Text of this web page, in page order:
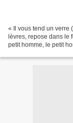
« Il vous tend un verre
lèvres, repose dans le
petit homme, le petit